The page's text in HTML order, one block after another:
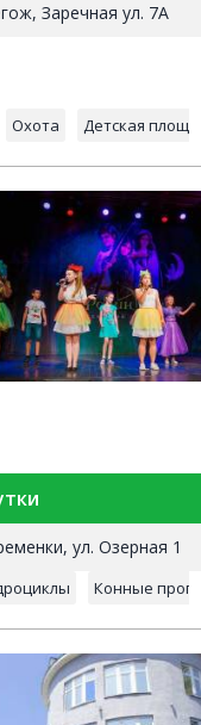
Заречная ул. 7А
Охота Детская
ул. Озерная 1
Конные